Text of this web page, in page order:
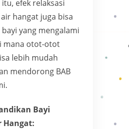
itu, efek relaksasi
hangat juga bisa
yang mengalami
mana otot-otot
lebih mudah
mendorong BAB
Bayi
Hangat: